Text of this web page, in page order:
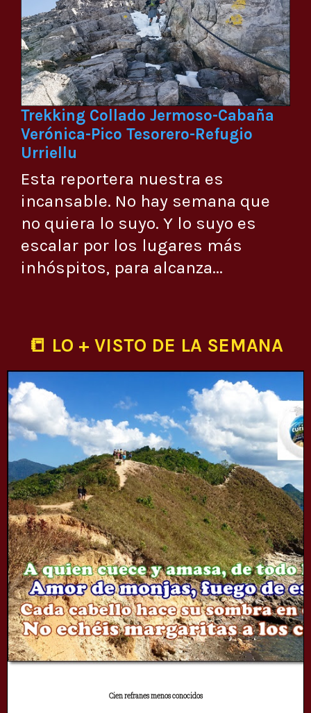
Trekking Collado Jermoso-Cabaña
Verónica-Pico Tesorero-Refugio
Urriellu
Esta reportera nuestra es
incansable. No hay semana que
no quiera lo suyo. Y lo suyo es
escalar por los lugares más
inhóspitos, para alcanza...
📒 LO + VISTO DE LA SEMANA
Cien refranes menos conocidos